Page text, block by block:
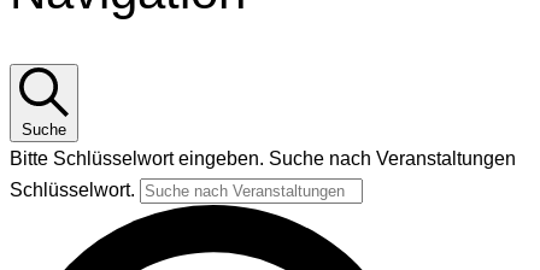
Suche
Bitte Schlüsselwort eingeben. Suche nach Veranstaltungen
Schlüsselwort.